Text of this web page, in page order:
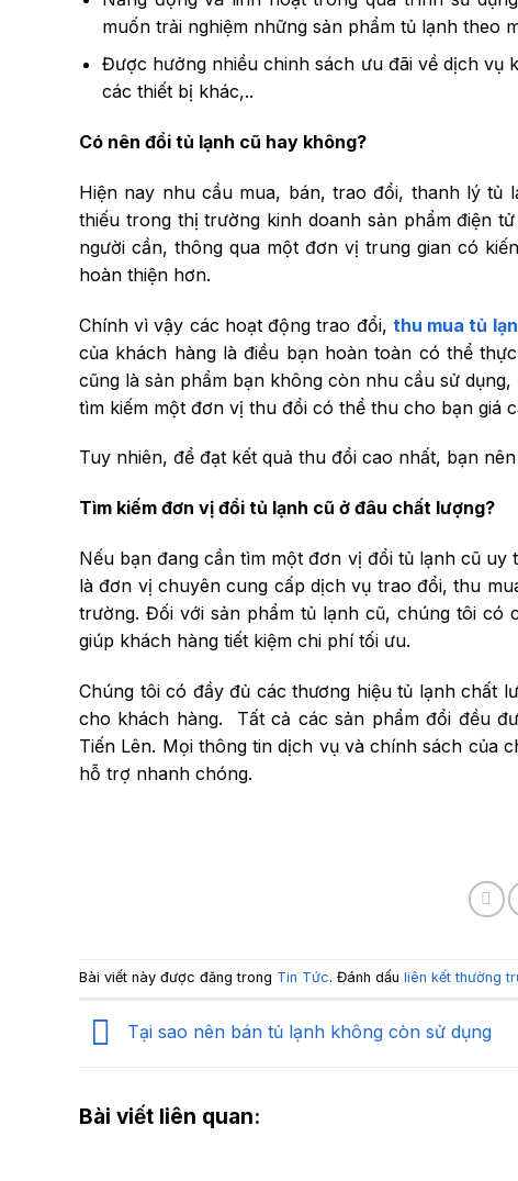
muốn trải nghiệm những sản phẩm tủ lạnh theo
Được hưởng nhiều chinh sách ưu đãi về dịch vụ
các thiết bị khác,..
Có nên đổi tủ lạnh cũ hay không?
Hiện nay nhu cầu mua, bán, trao đổi, thanh lý
thiếu trong thị trường kinh doanh sản phẩm điện
người cần, thông qua một đơn vị trung gian có
hoàn thiện hơn.
Chính vì vậy các hoạt động trao đổi, thu mua tủ
của khách hàng là điều bạn hoàn toàn có thể
cũng là sản phẩm bạn không còn nhu cầu sử
tìm kiếm một đơn vị thu đổi có thể thu cho bạn giá
Tuy nhiên, để đạt kết quả thu đổi cao nhất, bạn
Tìm kiếm đơn vị đổi tủ lạnh cũ ở đâu chất lượng?
Nếu bạn đang cần tìm một đơn vị đổi tủ lạnh cũ uy
là đơn vị chuyên cung cấp dịch vụ trao đổi, thu
trường. Đối với sản phẩm tủ lạnh cũ, chúng tôi có
giúp khách hàng tiết kiệm chi phí tối ưu.
Chúng tôi có đầy đủ các thương hiệu tủ lạnh chất
cho khách hàng. Tất cả các sản phẩm đổi đều
Tiến Lên. Mọi thông tin dịch vụ và chính sách của
hỗ trợ nhanh chóng.
Bài viết này được đăng trong Tin Tức. Đánh dấu liên kết thường
Tại sao nên bán tủ lạnh không còn sử dụng
Bài viết liên quan: